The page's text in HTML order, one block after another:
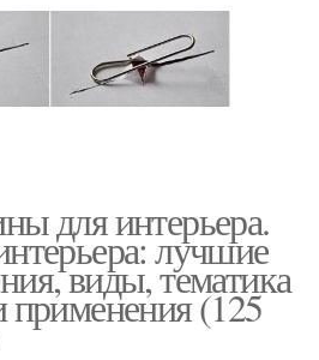
для интерьера.
лучшие
виды, тематика
применения (125